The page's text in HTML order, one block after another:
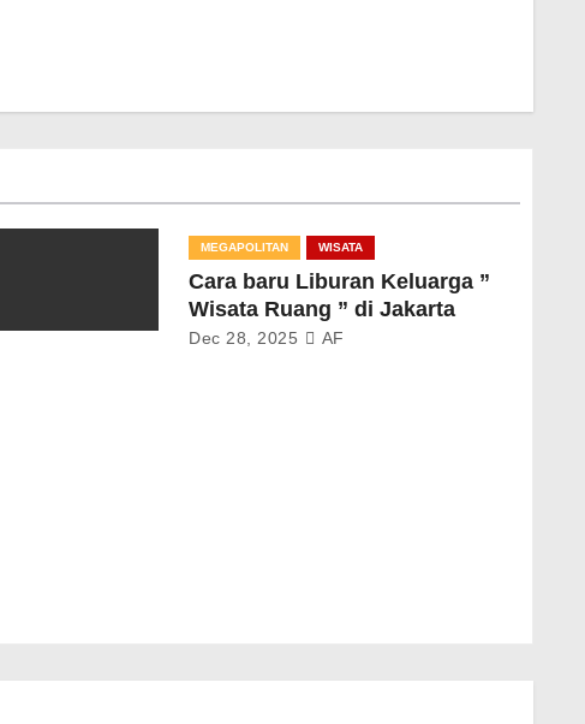
MEGAPOLITAN WISATA
Cara baru Liburan Keluarga ”
Wisata Ruang ” di Jakarta
Dec 28, 2025 AF